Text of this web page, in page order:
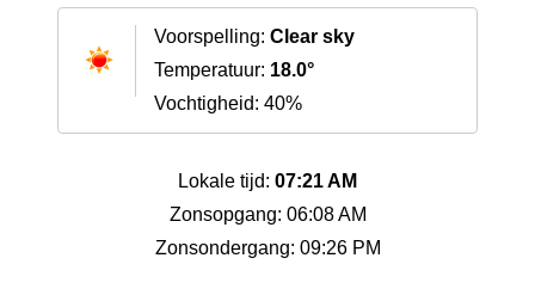
Voorspelling: Clear sky
Temperatuur: 18.0°
Vochtigheid: 40%
Lokale tijd: 07:21 AM
Zonsopgang: 06:08 AM
Zonsondergang: 09:26 PM